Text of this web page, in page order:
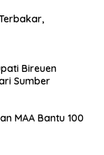
Bireuen
Sumber
MAA Bantu 100